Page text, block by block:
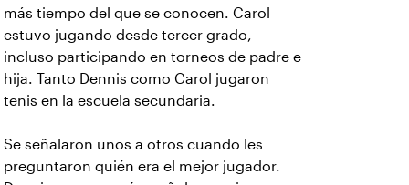
más tiempo del que se conocen. Carol
estuvo jugando desde tercer grado,
incluso participando en torneos de padre e
hija. Tanto Dennis como Carol jugaron
tenis en la escuela secundaria.
Se señalaron unos a otros cuando les
preguntaron quién era el mejor jugador.